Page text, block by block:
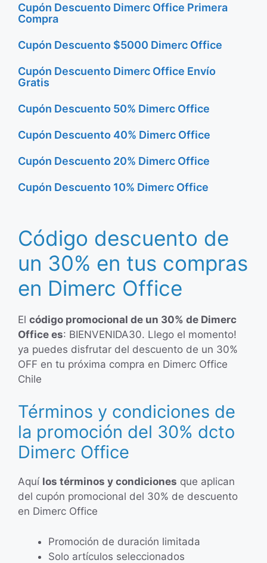
Cupón Descuento Dimerc Office Primera
Compra
Cupón Descuento $5000 Dimerc Office
Cupón Descuento Dimerc Office Envío
Gratis
Cupón Descuento 50% Dimerc Office
Cupón Descuento 40% Dimerc Office
Cupón Descuento 20% Dimerc Office
Cupón Descuento 10% Dimerc Office
Código descuento de
un 30% en tus compras
en Dimerc Office
El código promocional de un 30% de Dimerc
Office es: BIENVENIDA30. Llego el momento!
ya puedes disfrutar del descuento de un 30%
OFF en tu próxima compra en Dimerc Office
Chile
Términos y condiciones de
la promoción del 30% dcto
Dimerc Office
Aquí los términos y condiciones que aplican
del cupón promocional del 30% de descuento
en Dimerc Office
Promoción de duración limitada
Solo artículos seleccionados